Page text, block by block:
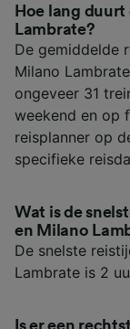
Hoe lang
Lambrate?
De gemiddelde
Milano
ongeveer 31
weekend en op
reisplanner op
specifieke
Wat is de
en Milano
De snelste
Lambrate is 2
Is er een